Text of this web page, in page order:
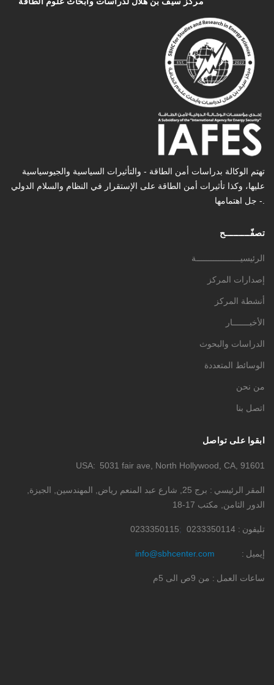
تهتم الوكالة بدراسات أمن الطاقة - والتأثیرات السیاسیة والجیوسیاسیة
عليها، وكذا تأثیرات أمن الطاقة على الإستقرار في النظام والسلام الدولي
- جل اهتمامها.
تصفّـــــــــح
الرئيسيــــــــــــــــــة
إصدارات المركز
أنشطة المركز
الأخبـــــــار
الدراسات والبحوث
الوسائط المتعددة
من نحن
اتصل بنا
ابقوا على تواصل
USA 5031 fair ave, North Hollywood, CA, 91601
المقر الرئيسي
برج 25, شارع عبد المنعم رياض, المهندسين, الجيزة,
الدور الثامن, مكتب 17-18
تليفون 0233350114
0233350115
إيميل info@sbhcenter.com
ساعات العمل من 9ص الى 5م